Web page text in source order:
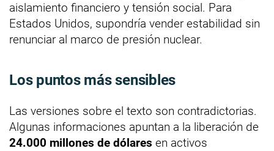
aislamiento financiero y tensión social. Para
Estados Unidos, supondría vender estabilidad sin
renunciar al marco de presión nuclear.
Los puntos más sensibles
Las versiones sobre el texto son contradictorias.
Algunas informaciones apuntan a la liberación de
24.000 millones de dólares en activos